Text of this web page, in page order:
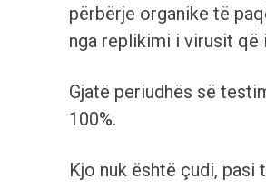
përbërje organike të
nga replikimi i virusit që
Gjatë periudhës së
100%.
Kjo nuk është çudi, pasi